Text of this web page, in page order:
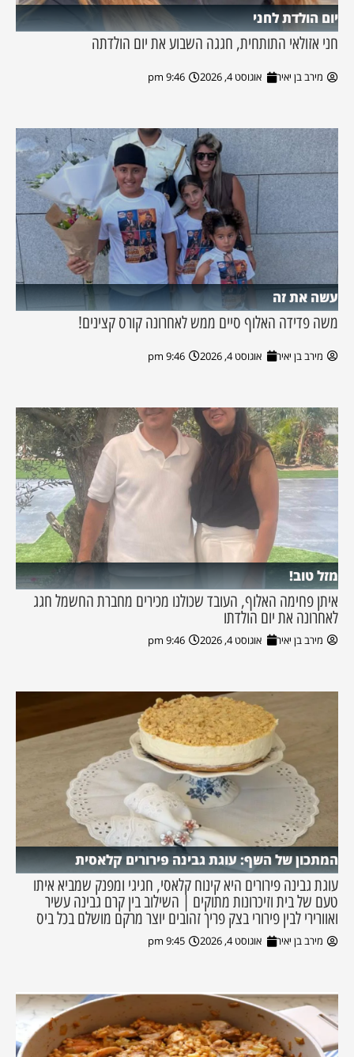
יום הולדת לחני
חני אזולאי התותחית, חגגה השבוע את יום הולדתה
מירב בן יאיר אוגוסט 4, 2026 9:46 pm
עשה את זה
משה פדידה האלוף סיים ממש לאחרונה קורס קצינים!
מירב בן יאיר אוגוסט 4, 2026 9:46 pm
מזל טוב!
איתן פחימה האלוף, העובד שכולנו מכירים מחברת החשמל חגג
לאחרונה את יום הולדתו
מירב בן יאיר אוגוסט 4, 2026 9:46 pm
המתכון של השף: עוגת גבינה פירורים קלאסית
עוגת גבינה פירורים היא קינוח קלאסי, חגיגי ומפנק שמביא איתו
טעם של בית וזיכרונות מתוקים | השילוב בין קרם גבינה עשיר
ואוורירי לבין פירורי בצק פריך זהובים יוצר מרקם מושלם בכל ביס
מירב בן יאיר אוגוסט 4, 2026 9:45 pm